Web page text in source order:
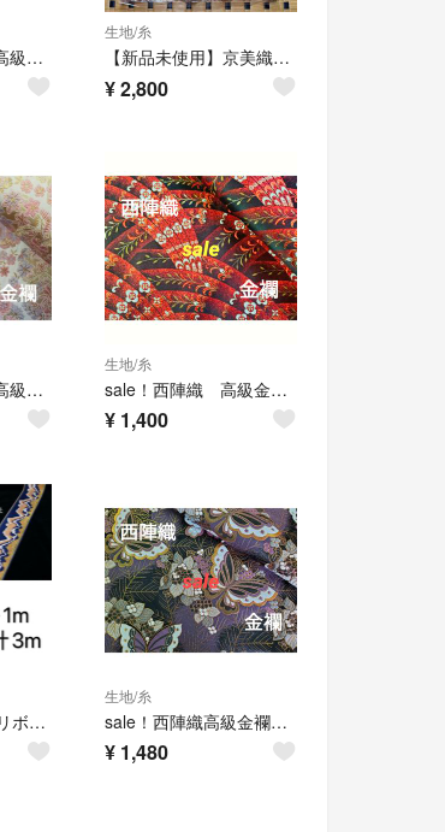
sale！ 西陣織 高級金襴生地 満開さくら 白色/金色 KY-273
生地/糸
【新品未使用】京美織物 西陣織 70×50 生地 敷物 テーブルセンター等
¥2,800
sale！ 西陣織 高級金襴生地 花づくし 白 KY-307
生地/糸
sale！西陣織 高級金襴生地 麗華羽 黒/赤 KY-287-1
¥ 1,400
織錦浪山鶴雲帯 リボン3点3mセット 人形用 西陣織 ハンドメイド DIYパーツ
生地/糸
sale！西陣織高級金襴生地 蝶と紫陽花 紫/黒 KY-436-1
¥ 1,480